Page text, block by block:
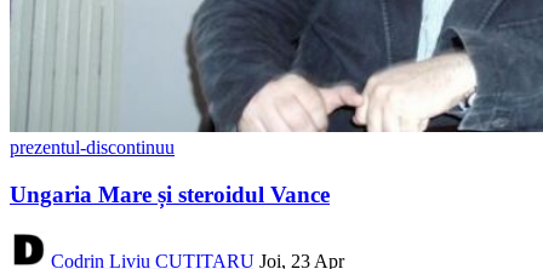
prezentul-discontinuu
Ungaria Mare și steroidul Vance
Codrin Liviu CUȚITARU Joi, 23 Apr